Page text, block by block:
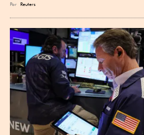
Por Reuters